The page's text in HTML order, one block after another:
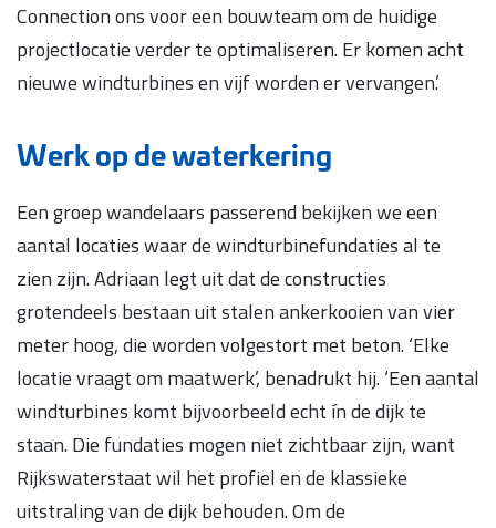
Connection ons voor een bouwteam om de huidige
projectlocatie verder te optimaliseren. Er komen acht
nieuwe windturbines en vijf worden er vervangen.’
Werk op de waterkering
Een groep wandelaars passerend bekijken we een
aantal locaties waar de windturbinefundaties al te
zien zijn. Adriaan legt uit dat de constructies
grotendeels bestaan uit stalen ankerkooien van vier
meter hoog, die worden volgestort met beton. ‘Elke
locatie vraagt om maatwerk’, benadrukt hij. ‘Een aantal
windturbines komt bijvoorbeeld echt ín de dijk te
staan. Die fundaties mogen niet zichtbaar zijn, want
Rijkswaterstaat wil het profiel en de klassieke
uitstraling van de dijk behouden. Om de